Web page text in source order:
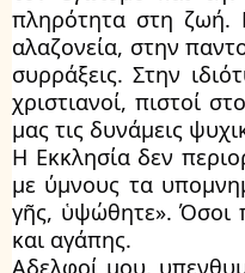
πληρότητα στη ζωή.
αλαζονεία, στην
συρράξεις. Στην
χριστιανοί, πιστοί
μας τις δυνάμεις
Η Εκκλησία δεν
με ύμνους τα
γῆς, ὑψώθητε». Όσοι
και αγάπης.